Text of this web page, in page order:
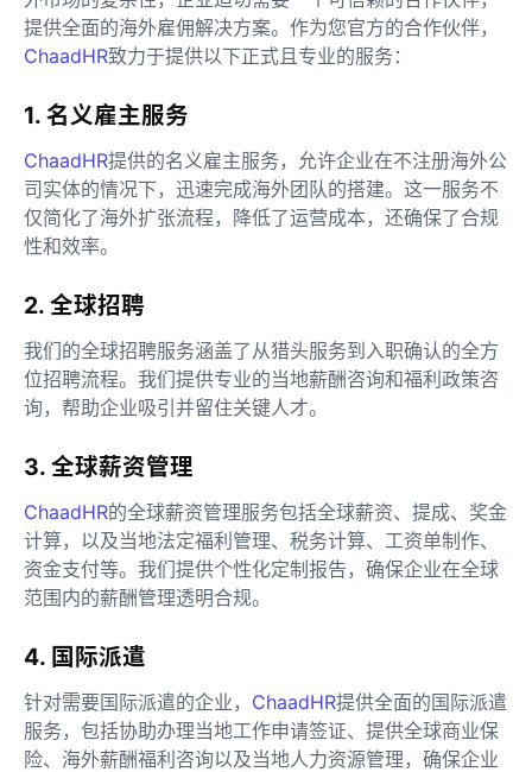
提供全面的海外雇佣解决方案。作为您官方的合作伙伴，
ChaadHR致力于提供以下正式且专业的服务：
1. 名义雇主服务
ChaadHR提供的名义雇主服务，允许企业在不注册海外公
司实体的情况下，迅速完成海外团队的搭建。这一服务不
仅简化了海外扩张流程，降低了运营成本，还确保了合规
性和效率。
2. 全球招聘
我们的全球招聘服务涵盖了从猎头服务到入职确认的全方
位招聘流程。我们提供专业的当地薪酬咨询和福利政策咨
询，帮助企业吸引并留住关键人才。
3. 全球薪资管理
ChaadHR的全球薪资管理服务包括全球薪资、提成、奖金
计算，以及当地法定福利管理、税务计算、工资单制作、
资金支付等。我们提供个性化定制报告，确保企业在全球
范围内的薪酬管理透明合规。
4. 国际派遣
针对需要国际派遣的企业， ChaadHR提供全面的国际派遣
服务，包括协助办理当地工作申请签证、提供全球商业保
险、海外薪酬福利咨询以及当地人力资源管理，确保企业